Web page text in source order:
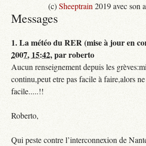
(c)Sheeptrain 2019 avec son
Messages
1.La météo du RER (mise à jour en
2007, 15:42,parroberto
Aucun renseignement depuis les
continu,peut etre pas facile à faire,alors
facile.....!!
Roberto,
Qui peste contre l’interconnexion de